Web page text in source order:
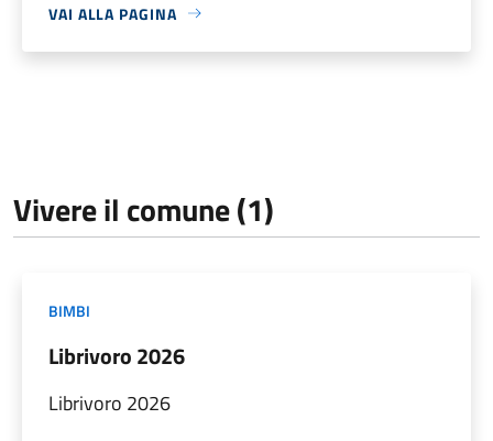
VAI ALLA PAGINA
Vivere il comune (1)
BIMBI
Librivoro 2026
Librivoro 2026